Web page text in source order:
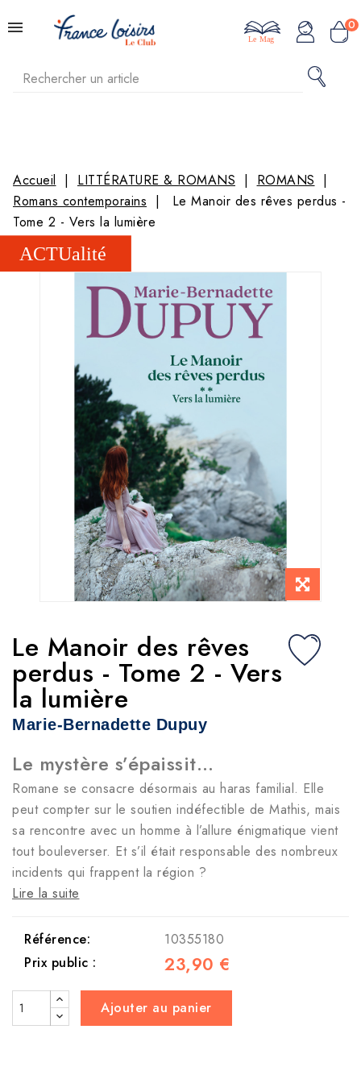
0
Le Mag
Accueil LITTÉRATURE & ROMANS
ROMANS
Romans contemporains
Le Manoir des rêves perdus -
Tome 2 - Vers la lumière
Le Manoir des rêves
perdus - Tome 2 - Vers
la lumière
Marie-Bernadette Dupuy
Le mystère s’épaissit…
Romane se consacre désormais au haras familial. Elle
peut compter sur le soutien indéfectible de Mathis, mais
sa rencontre avec un homme à l’allure énigmatique vient
tout bouleverser. Et s’il était responsable des nombreux
incidents qui frappent la région ?
Lire la suite
Référence:
10355180
Prix public :
23,90 €
Ajouter au panier